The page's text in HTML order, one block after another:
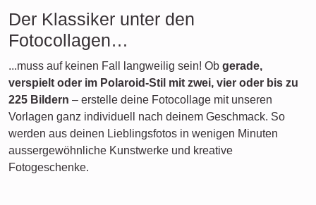
Der Klassiker unter den
Fotocollagen…
...muss auf keinen Fall langweilig sein! Ob gerade,
verspielt oder im Polaroid-Stil mit zwei, vier oder bis zu
225 Bildern – erstelle deine Fotocollage mit unseren
Vorlagen ganz individuell nach deinem Geschmack. So
werden aus deinen Lieblingsfotos in wenigen Minuten
aussergewöhnliche Kunstwerke und kreative
Fotogeschenke.